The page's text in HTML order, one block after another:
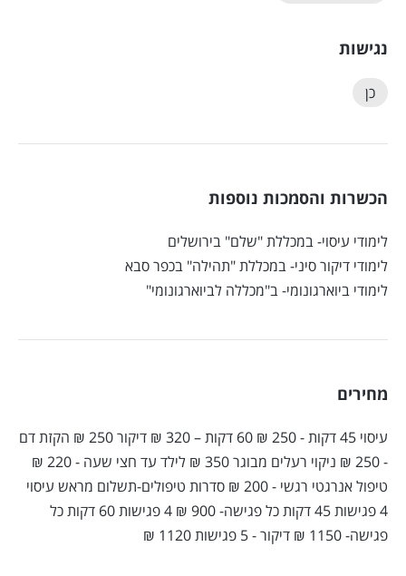
נגישות
כן
הכשרות והסמכות נוספות
לימודי עיסוי- במכללת "שלם" בירושלים
לימודי דיקור סיני- במכללת "תהילה" בכפר סבא
לימודי ביוארגונומי- ב"מכללה לביוארגונומי"
מחירים
עיסוי 45 דקות - 250 ₪ 60 דקות – 320 ₪ דיקור 250 ₪ הקזת דם
- 250 ₪ ניקוי רעלים מבוגר 350 ₪ לילד עד חצי שעה - 220 ₪
טיפול אנרגטי רגשי - 200 ₪ סדרות טיפולים-תשלום מראש עיסוי
4 פגישות 45 דקות כל פגישה- 900 ₪ 4 פגישות 60 דקות כל
פגישה- 1150 ₪ דיקור - 5 פגישות 1120 ₪